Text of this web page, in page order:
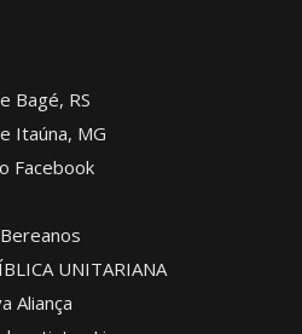
Bagé, RS
Itaúna, MG
Facebook
UNITARIANA
Aliança